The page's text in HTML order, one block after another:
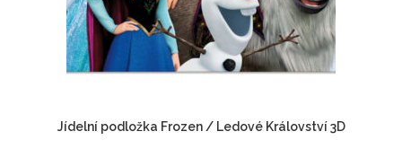
Jídelní podložka Frozen / Ledové Království 3D